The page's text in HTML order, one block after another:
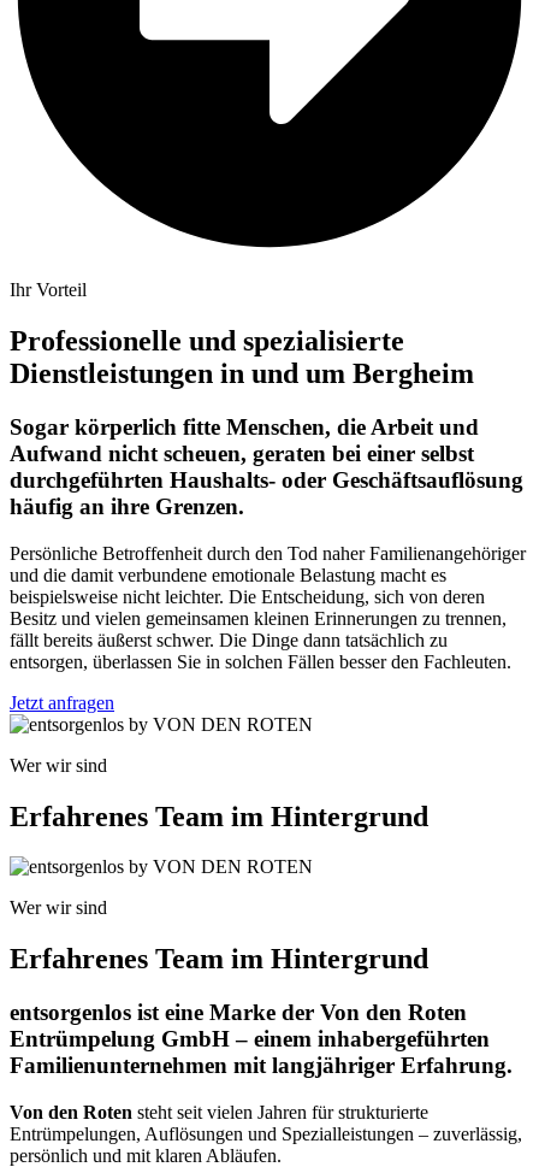
Ihr Vorteil
Professionelle und spezialisierte
Dienstleistungen in und um Bergheim
Sogar körperlich fitte Menschen, die Arbeit und
Aufwand nicht scheuen, geraten bei einer selbst
durchgeführten Haushalts- oder Geschäftsauflösung
häufig an ihre Grenzen.
Persönliche Betroffenheit durch den Tod naher Familienangehöriger
und die damit verbundene emotionale Belastung macht es
beispielsweise nicht leichter. Die Entscheidung, sich von deren
Besitz und vielen gemeinsamen kleinen Erinnerungen zu trennen,
fällt bereits äußerst schwer. Die Dinge dann tatsächlich zu
entsorgen, überlassen Sie in solchen Fällen besser den Fachleuten.
Jetzt anfragen
Wer wir sind
Erfahrenes Team im Hintergrund
Wer wir sind
Erfahrenes Team im Hintergrund
entsorgenlos ist eine Marke der Von den Roten
Entrümpelung GmbH – einem inhabergeführten
Familienunternehmen mit langjähriger Erfahrung.
Von den Roten steht seit vielen Jahren für strukturierte
Entrümpelungen, Auflösungen und Spezialleistungen – zuverlässig,
persönlich und mit klaren Abläufen.